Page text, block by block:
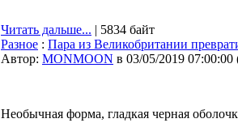
Читать дальше... | 5834 байт
Разное : Пара из Великобритании
Автор: MONMOON в 03/05/2019 07:00:00
Необычная форма, гладкая черная